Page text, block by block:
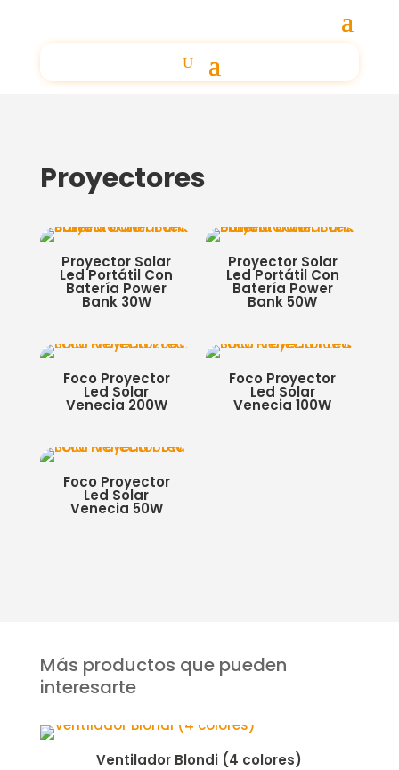
Proyectores
Proyector Solar
Led Portátil Con
Batería Power
Bank 30W
Proyector Solar
Led Portátil Con
Batería Power
Bank 50W
Foco Proyector
Led Solar
Venecia 200W
Foco Proyector
Led Solar
Venecia 100W
Foco Proyector
Led Solar
Venecia 50W
Más productos que pueden
interesarte
Ventilador Blondi (4 colores)